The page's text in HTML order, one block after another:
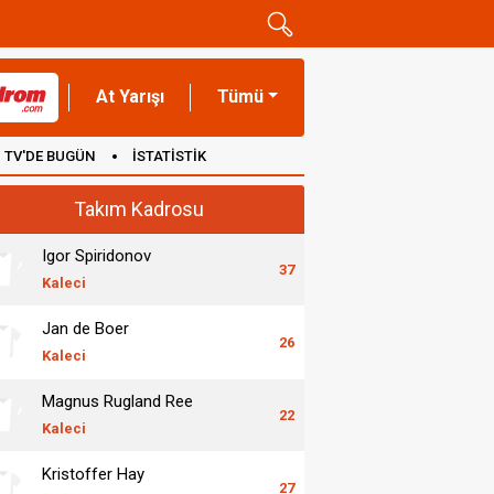
At Yarışı Tümü
TV'DE BUGÜN İSTATİSTİK
Takım Kadrosu
Igor Spiridonov
Kaleci
37
Jan de Boer
Kaleci
26
Magnus Rugland Ree
Kaleci
22
Kristoffer Hay
27